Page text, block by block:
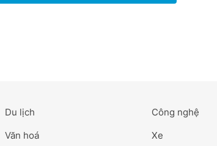
Du lịch
Văn hoá
Công nghệ
Xe